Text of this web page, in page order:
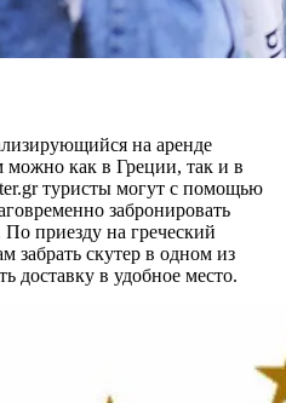
на аренде
можно как в Греции, так и в
туристы могут с помощью
забронировать
приезду на греческий
забрать скутер в одном из
доставку в удобное место.